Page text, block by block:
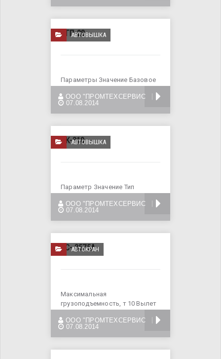
АВТОВЫШКА
АГП-28
Параметры Значение Базовое
Максимальная высота
ООО "ПРОМТЕХСЕРВИС
07.08.2014
АВТОВЫШКА
ТК-310
Параметр Значение Тип
7490 Грузоподъёмность, кг
ООО "ПРОМТЕХСЕРВИС
07.08.2014
АВТОКРАН
КС- 3575А
Максимальная
грузоподъемность, т 10 Вылет
грузоподъемности, м
ООО "ПРОМТЕХСЕРВИС
07.08.2014